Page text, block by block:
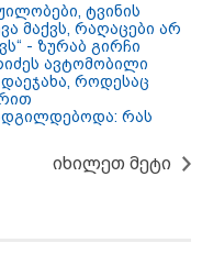
თავს
თავს დაესხნენ
არა მარტო
ჯგუფი" - რა
ტვინის
მაქვს, რაღაცები არ
- ზურაბ გირჩი
ავტომობილი
დაეჯახა, როდესაც
რას
იხილეთ მეტი